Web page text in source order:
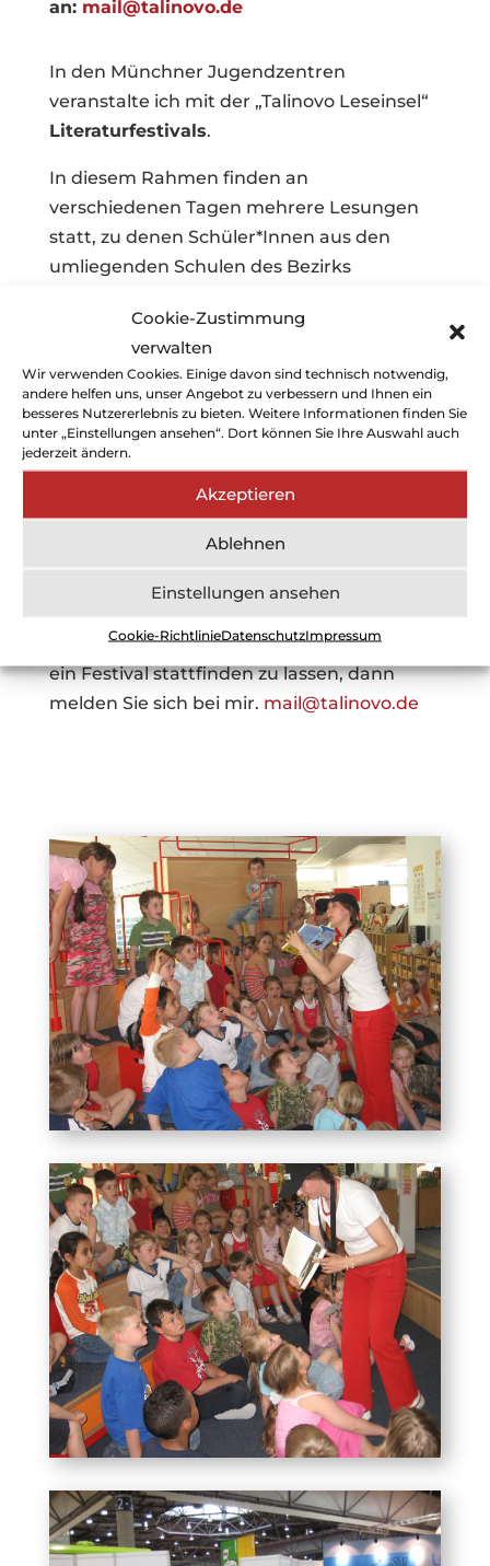
Cookie-Zustimmung
verwalten
Wir verwenden Cookies. Einige davon sind technisch notwendig,
andere helfen uns, unser Angebot zu verbessern und Ihnen ein
besseres Nutzererlebnis zu bieten. Weitere Informationen finden Sie
unter „Einstellungen ansehen“. Dort können Sie Ihre Auswahl auch
jederzeit ändern.
Akzeptieren
Ablehnen
Einstellungen ansehen
Cookie-RichtlinieDatenschutzImpressum
an: mail@talinovo.de
In den Münchner Jugendzentren
veranstalte ich mit der „Talinovo Leseinsel“
Literaturfestivals.
In diesem Rahmen finden an
verschiedenen Tagen mehrere Lesungen
statt, zu denen Schüler*Innen aus den
umliegenden Schulen des Bezirks
So konnte dasLiteraturfestival
mehreren Kulturzentren in den Münchner
Stadtteilen (Westend, Hasenbergl,
Neuhausen und Mooskito, sowie im RIVA
NORD) veranstaltet werden.
Pro Festival kamen etwa 200 Schüler*Innen
aus den Klassen vonGrund-, Mittel- und
an den Lesungen teilzunehmen.
Wenn Sie Lust haben an Ihrer Einrichtung
ein Festival stattfinden zu lassen, dann
melden Sie sich bei mir. mail@talinovo.de